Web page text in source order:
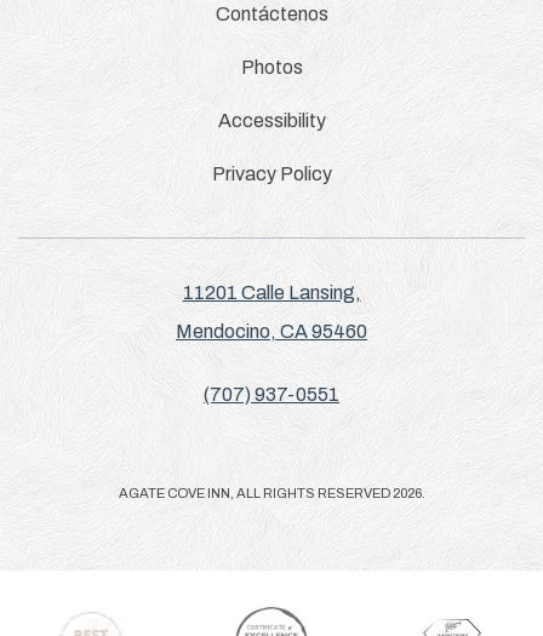
Contáctenos
Photos
Accessibility
Privacy Policy
11201 Calle Lansing,
Mendocino, CA 95460
(707) 937-0551
AGATE COVE INN, ALL RIGHTS RESERVED 2026.